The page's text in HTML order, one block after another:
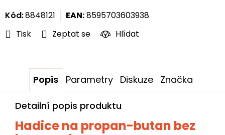
Tisk Zeptat se Hlídat
Kód:8848121 EAN:8595703603938
Popis Parametry Diskuze Značka
Detailní popis produktu
Hadice na propan-butan bez